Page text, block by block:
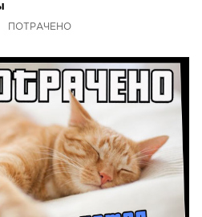
ПОТРАЧЕНО